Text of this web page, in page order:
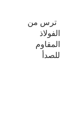
ترس من
الفولاذ
المقاوم
للصدأ